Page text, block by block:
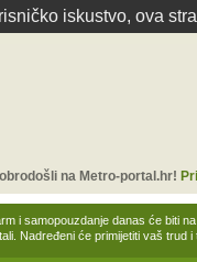
iskustvo, ova
i samopouzdanje danas će biti
Nadređeni će primijetiti vaš trud
na Metro-portal.hr!